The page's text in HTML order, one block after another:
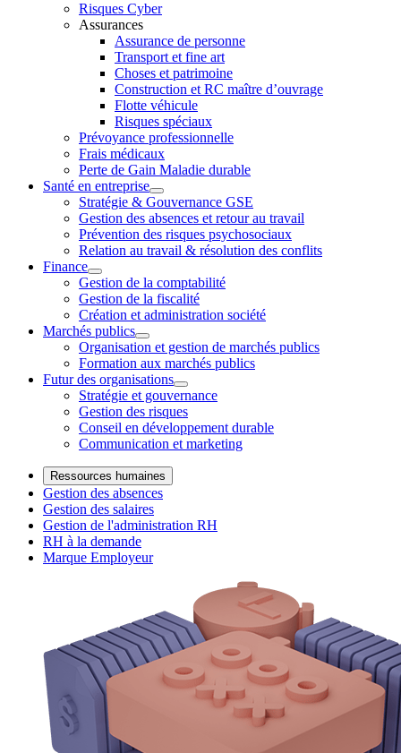
Risques Cyber
Assurances
Assurance de personne
Transport et fine art
Choses et patrimoine
Construction et RC maître d’ouvrage
Flotte véhicule
Risques spéciaux
Prévoyance professionnelle
Frais médicaux
Perte de Gain Maladie durable
Santé en entreprise
Stratégie & Gouvernance GSE
Gestion des absences et retour au travail
Prévention des risques psychosociaux
Relation au travail & résolution des conflits
Finance
Gestion de la comptabilité
Gestion de la fiscalité
Création et administration société
Marchés publics
Organisation et gestion de marchés publics
Formation aux marchés publics
Futur des organisations
Stratégie et gouvernance
Gestion des risques
Conseil en développement durable
Communication et marketing
Ressources humaines
Gestion des absences
Gestion des salaires
Gestion de l'administration RH
RH à la demande
Marque Employeur